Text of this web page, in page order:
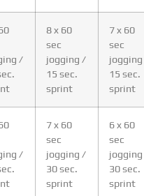
/
8 x 60
sec
jogging /
15 sec.
sprint
7 x 60
sec
15 sec.
sprint
/
7 x 60
sec
jogging /
30 sec.
sprint
6 x 60
sec
30 sec.
sprint